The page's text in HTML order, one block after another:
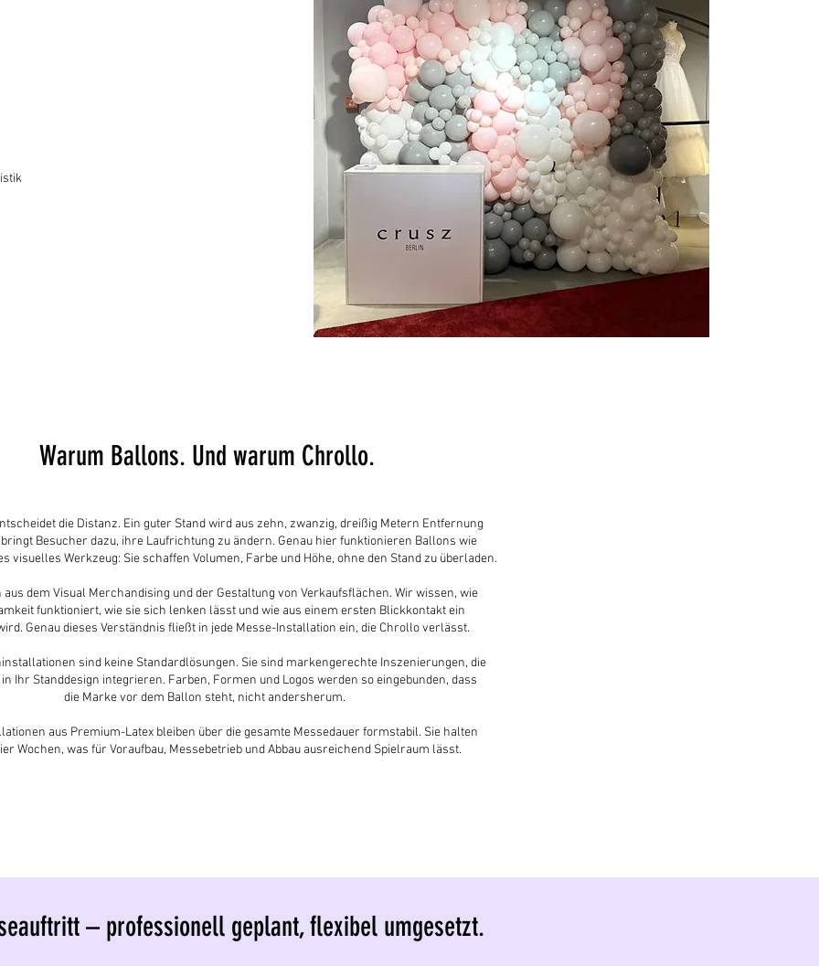
Warum Ballons. Und warum Chrollo.
die Distanz. Ein guter Stand wird aus zehn, zwanzig, dreißig Metern Entfernung
Besucher dazu, ihre Laufrichtung zu ändern. Genau hier funktionieren Ballons wie
visuelles Werkzeug: Sie schaffen Volumen, Farbe und Höhe, ohne den Stand zu überladen.
dem Visual Merchandising und der Gestaltung von Verkaufsflächen. Wir wissen, wie
funktioniert, wie sie sich lenken lässt und wie aus einem ersten Blickkontakt ein
Genau dieses Verständnis fließt in jede Messe-Installation ein, die Chrollo verlässt.
sind keine Standardlösungen. Sie sind markengerechte Inszenierungen, die
Ihr Standdesign integrieren. Farben, Formen und Logos werden so eingebunden, dass
die Marke vor dem Ballon steht, nicht andersherum.
aus Premium-Latex bleiben über die gesamte Messedauer formstabil. Sie halten
Wochen, was für Voraufbau, Messebetrieb und Abbau ausreichend Spielraum lässt.
– professionell geplant, flexibel umgesetzt.